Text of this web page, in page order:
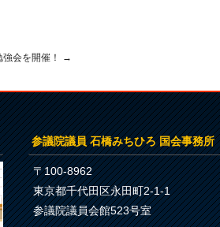
強会を開催！ →
参議院議員 石橋みちひろ 国会事務所
〒100-8962
東京都千代田区永田町2-1-1
参議院議員会館523号室